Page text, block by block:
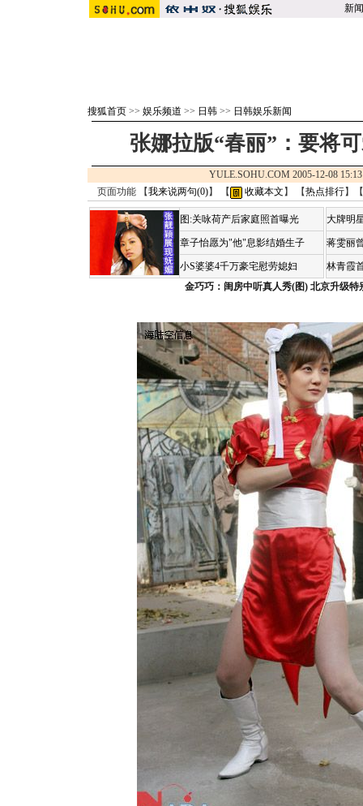
新闻
搜狐首页 >> 娱乐频道 >> 日韩 >> 日韩娱乐新闻
张娜拉版“春丽”：要将
YULE.SOHU.COM 2005-12-08
页面功能 【我来说两句(0)】 【 收藏本文 】 【热点排行】【
图:关咏荷产后家庭照首曝光
章子怡愿为"他"息影结婚生子
小S婆婆4千万豪宅慰劳媳妇
大牌明
蒋雯丽
林青霞
金巧巧：闺房中听真人秀(图) 北京升级特